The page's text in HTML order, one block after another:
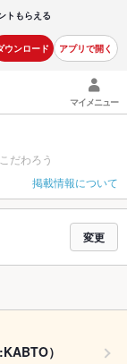
トもらえる
ウンロード アプリで開く
マイメニュー
だわろう
掲載情報について
変更
）